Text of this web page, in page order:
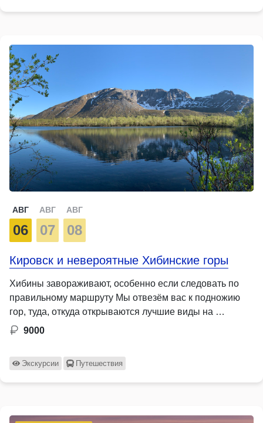
АВГ
06
АВГ
07
АВГ
08
Кировск и невероятные Хибинские горы
Хибины завораживают, особенно если следовать по
правильному маршруту Мы отвезём вас к подножию
гор, туда, откуда открываются лучшие виды на …
9000
Экскурсии Путешествия